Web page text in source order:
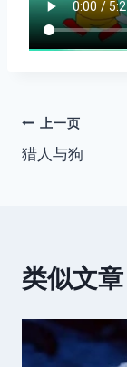
文
章
上一页
猎人与狗
类似文章